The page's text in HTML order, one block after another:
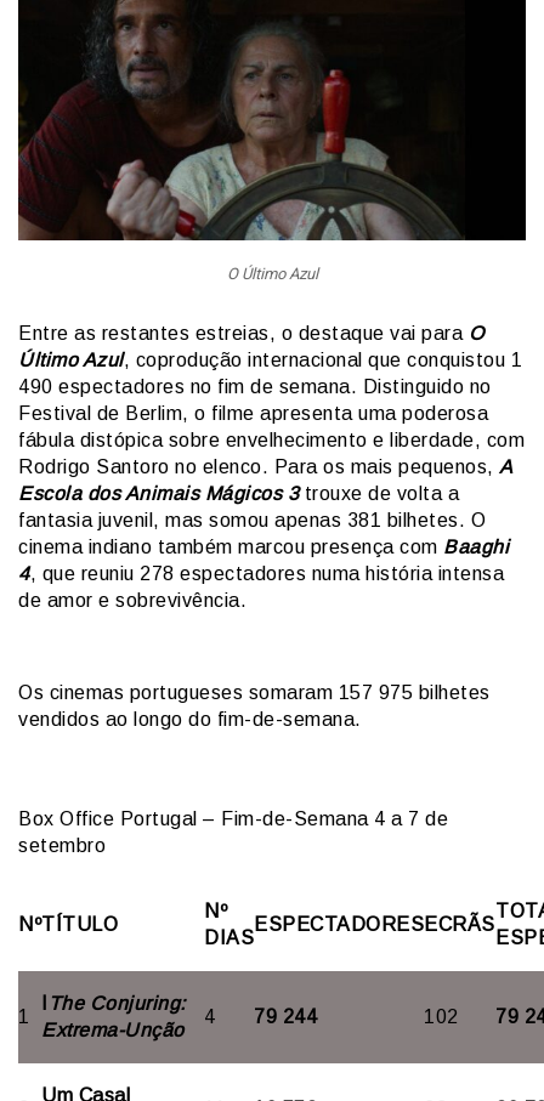
O Último Azul
Entre as restantes estreias, o destaque vai para O
Último Azul, coprodução internacional que conquistou 1
490 espectadores no fim de semana. Distinguido no
Festival de Berlim, o filme apresenta uma poderosa
fábula distópica sobre envelhecimento e liberdade, com
Rodrigo Santoro no elenco. Para os mais pequenos, A
Escola dos Animais Mágicos 3trouxe de volta a
fantasia juvenil, mas somou apenas 381 bilhetes. O
cinema indiano também marcou presença com Baaghi
4, que reuniu 278 espectadores numa história intensa
de amor e sobrevivência.
Os cinemas portugueses somaram 157 975 bilhetes
vendidos ao longo do fim-de-semana.
Box Office Portugal – Fim-de-Semana 4 a 7 de
setembro
NºTÍTULO
Nº
DIAS
ESPECTADORESECRÃS
1
The Conjuring:
Extrema-Unção
4 79 244 102 79
Um Casal